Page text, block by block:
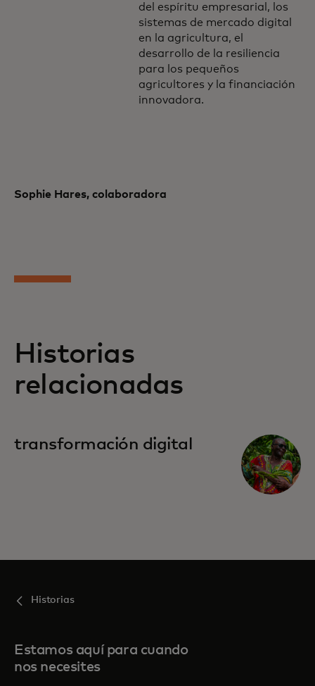
del espíritu empresarial, los
sistemas de mercado digital
en la agricultura, el
desarrollo de la resiliencia
para los pequeños
agricultores y la financiación
innovadora.
Sophie Hares, colaboradora
Historias
relacionadas
transformación digital
Historias
Estamos aquí para cuando
nos necesites